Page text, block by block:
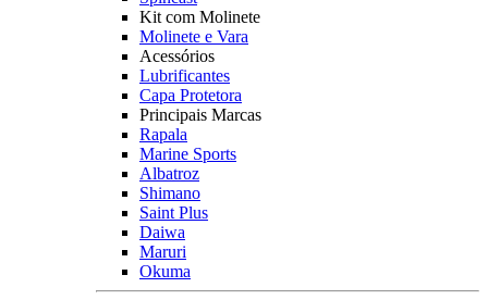
Kit com Molinete
Molinete e Vara
Acessórios
Lubrificantes
Capa Protetora
Principais Marcas
Rapala
Marine Sports
Albatroz
Shimano
Saint Plus
Daiwa
Maruri
Okuma